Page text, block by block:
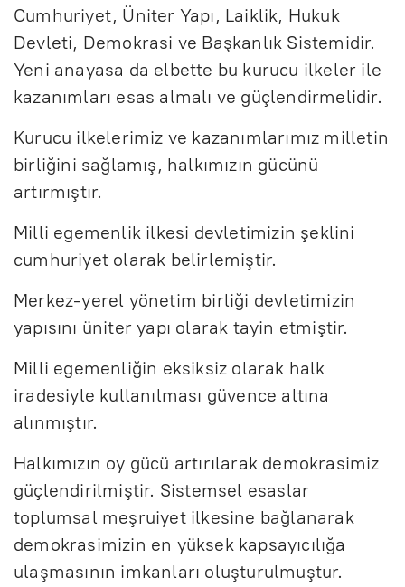
Cumhuriyet, Üniter Yapı, Laiklik, Hukuk
Devleti, Demokrasi ve Başkanlık Sistemidir.
Yeni anayasa da elbette bu kurucu ilkeler ile
kazanımları esas almalı ve güçlendirmelidir.
Kurucu ilkelerimiz ve kazanımlarımız milletin
birliğini sağlamış, halkımızın gücünü
artırmıştır.
Milli egemenlik ilkesi devletimizin şeklini
cumhuriyet olarak belirlemiştir.
Merkez-yerel yönetim birliği devletimizin
yapısını üniter yapı olarak tayin etmiştir.
Milli egemenliğin eksiksiz olarak halk
iradesiyle kullanılması güvence altına
alınmıştır.
Halkımızın oy gücü artırılarak demokrasimiz
güçlendirilmiştir. Sistemsel esaslar
toplumsal meşruiyet ilkesine bağlanarak
demokrasimizin en yüksek kapsayıcılığa
ulaşmasının imkanları oluşturulmuştur.